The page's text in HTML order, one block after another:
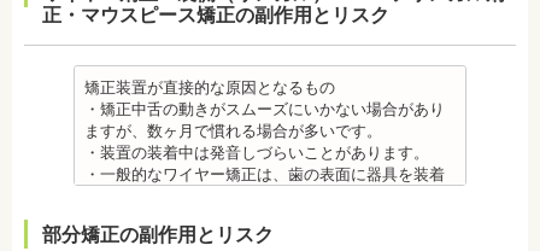
・装置の装着中は発音しづらいことがあります。
・矯正装置を装着した直後や、ワイヤーを交換した
直後に痛みを感じることがありますが、数日でおさ
まる場合が多いです。また、冷たいものを飲んだと
きにしみる「知覚過敏」があらわれる場合がありま
すが、基本的には数日で改善されます。長期間痛む
場合は、歯科医師に相談しましょう。
金属アレルギー
は、皮膚科で行われているパッチテストなどをうけ
正・マウスピース矯正の副作用とリスク
矯正装置が直接的な原因となるもの
・矯正中舌の動きがスムーズにいかない場合があり
ますが、数ヶ月で慣れる場合が多いです。
・装置の装着中は発音しづらいことがあります。
・一般的なワイヤー矯正は、歯の表面に器具を装着
・矯正治療中に装置が当たることで頬の内側に傷が
部分矯正の副作用とリスク